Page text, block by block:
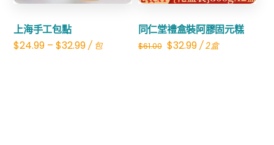
上海手工包點
$24.99 –$32.99 / 包
同仁堂禮盒裝阿膠固元糕
$61.00 Original
$32.99Current
/ 2盒